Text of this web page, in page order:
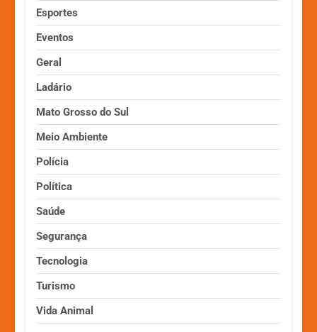
Esportes
Eventos
Geral
Ladário
Mato Grosso do Sul
Meio Ambiente
Polícia
Política
Saúde
Segurança
Tecnologia
Turismo
Vida Animal